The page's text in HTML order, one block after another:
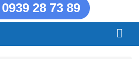
0939 28 73 89